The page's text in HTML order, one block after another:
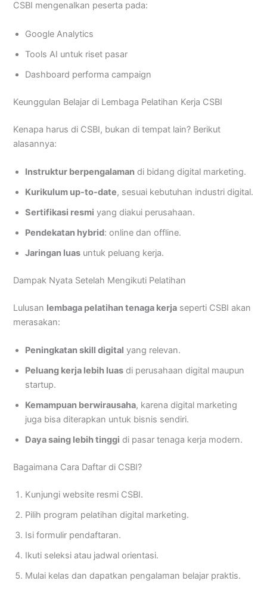
CSBI mengenalkan peserta pada:
Google Analytics
Tools AI untuk riset pasar
Dashboard performa campaign
Keunggulan Belajar di Lembaga Pelatihan Kerja CSBI
Kenapa harus di CSBI, bukan di tempat lain? Berikut
alasannya:
Instruktur berpengalaman di bidang digital marketing.
Kurikulum up-to-date, sesuai kebutuhan industri digital.
Sertifikasi resmi yang diakui perusahaan.
Pendekatan hybrid: online dan offline.
Jaringan luas untuk peluang kerja.
Dampak Nyata Setelah Mengikuti Pelatihan
Lulusan lembaga pelatihan tenaga kerja seperti CSBI akan
merasakan:
Peningkatan skill digital yang relevan.
Peluang kerja lebih luas di perusahaan digital maupun
startup.
Kemampuan berwirausaha, karena digital marketing
juga bisa diterapkan untuk bisnis sendiri.
Daya saing lebih tinggi di pasar tenaga kerja modern.
Bagaimana Cara Daftar di CSBI?
Kunjungi website resmi CSBI.
Pilih program pelatihan digital marketing.
Isi formulir pendaftaran.
Ikuti seleksi atau jadwal orientasi.
Mulai kelas dan dapatkan pengalaman belajar praktis.